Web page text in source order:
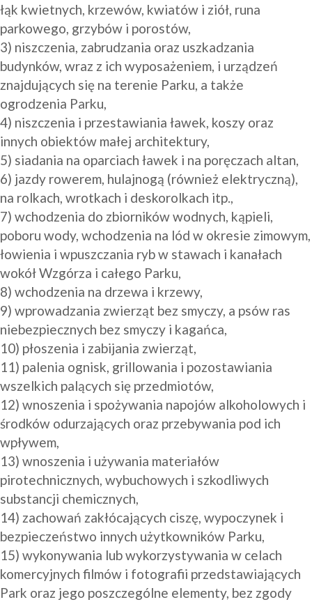
łąk kwietnych, krzewów, kwiatów i ziół, runa
parkowego, grzybów i porostów,
3) niszczenia, zabrudzania oraz uszkadzania
budynków, wraz z ich wyposażeniem, i urządzeń
znajdujących się na terenie Parku, a także
ogrodzenia Parku,
4) niszczenia i przestawiania ławek, koszy oraz
innych obiektów małej architektury,
5) siadania na oparciach ławek i na poręczach altan,
6) jazdy rowerem, hulajnogą (również elektryczną),
na rolkach, wrotkach i deskorolkach itp.,
7) wchodzenia do zbiorników wodnych, kąpieli,
poboru wody, wchodzenia na lód w okresie zimowym,
łowienia i wpuszczania ryb w stawach i kanałach
wokół Wzgórza i całego Parku,
8) wchodzenia na drzewa i krzewy,
9) wprowadzania zwierząt bez smyczy, a psów ras
niebezpiecznych bez smyczy i kagańca,
10) płoszenia i zabijania zwierząt,
11) palenia ognisk, grillowania i pozostawiania
wszelkich palących się przedmiotów,
12) wnoszenia i spożywania napojów alkoholowych i
środków odurzających oraz przebywania pod ich
wpływem,
13) wnoszenia i używania materiałów
pirotechnicznych, wybuchowych i szkodliwych
substancji chemicznych,
14) zachowań zakłócających ciszę, wypoczynek i
bezpieczeństwo innych użytkowników Parku,
15) wykonywania lub wykorzystywania w celach
komercyjnych filmów i fotografii przedstawiających
Park oraz jego poszczególne elementy, bez zgody